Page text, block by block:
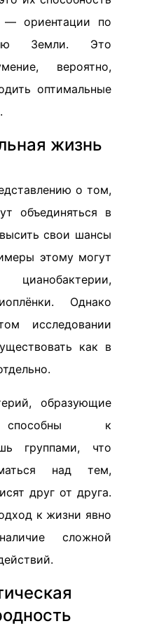
— ориентации по
Земли. Это
вероятно,
оптимальные
жизнь
о том,
объединяться в
свои шансы
этому могут
Однако
исследовании
как в
образующие
способны к
группами, что
над тем,
друг от друга.
к жизни явно
сложной